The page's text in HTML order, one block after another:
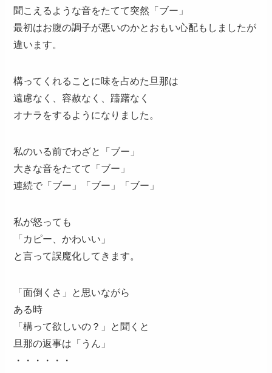
聞こえるような音をたてて突然「ブー」
最初はお腹の調子が悪いのかとおもい心配もしましたが
違います。
構ってくれることに味を占めた旦那は
遠慮なく、容赦なく、躊躇なく
オナラをするようになりました。
私のいる前でわざと「ブー」
大きな音をたてて「ブー」
連続で「ブー」「ブー」「ブー」
私が怒っても
「カピー、かわいい」
と言って誤魔化してきます。
「面倒くさ」と思いながら
ある時
「構って欲しいの？」と聞くと
旦那の返事は「うん」
・・・・・・